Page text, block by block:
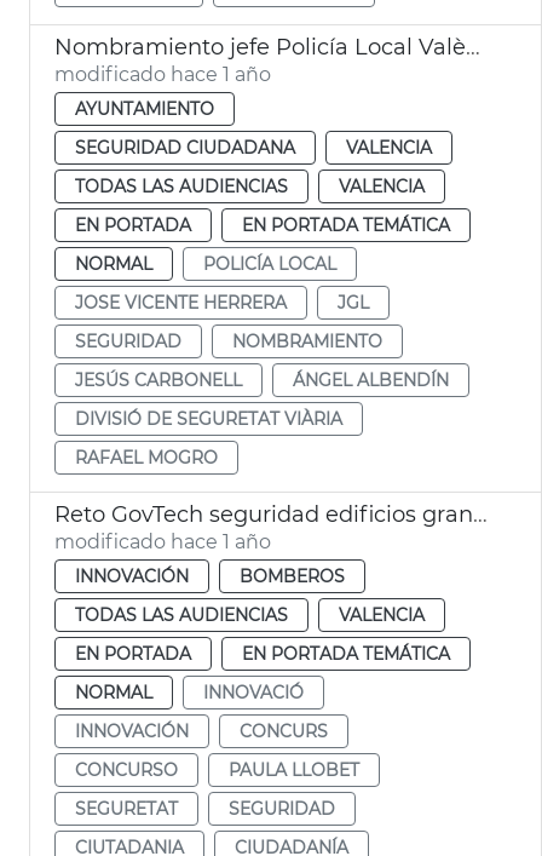
Nombramiento jefe Policía Local València comisario Albendín
modificado hace 1 año
AYUNTAMIENTO
SEGURIDAD CIUDADANA
VALENCIA
TODAS LAS AUDIENCIAS
VALENCIA
EN PORTADA
EN PORTADA TEMÁTICA
NORMAL
POLICÍA LOCAL
JOSE VICENTE HERRERA
JGL
SEGURIDAD
NOMBRAMIENTO
JESÚS CARBONELL
ÁNGEL ALBENDÍN
DIVISIÓ DE SEGURETAT VIÀRIA
RAFAEL MOGRO
Reto GovTech seguridad edificios gran altura
modificado hace 1 año
INNOVACIÓN
BOMBEROS
TODAS LAS AUDIENCIAS
VALENCIA
EN PORTADA
EN PORTADA TEMÁTICA
NORMAL
INNOVACIÓ
INNOVACIÓN
CONCURS
CONCURSO
PAULA LLOBET
SEGURETAT
SEGURIDAD
CIUTADANIA
CIUDADANÍA